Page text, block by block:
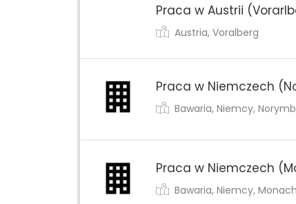
Praca w Austrii
Austria, Voralberg
Praca w Niemczech
Bawaria, Niemcy,
Praca w Niemczech
Bawaria, Niemcy,